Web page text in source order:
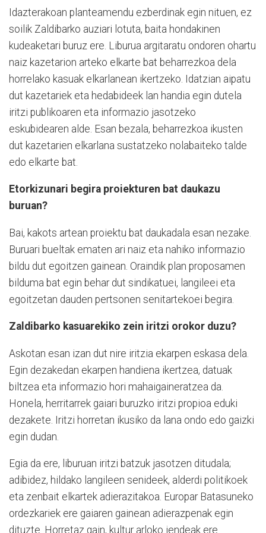
Idazterakoan planteamendu ezberdinak egin nituen, ez
soilik Zaldibarko auziari lotuta, baita hondakinen
kudeaketari buruz ere. Liburua argitaratu ondoren ohartu
naiz kazetarion arteko elkarte bat beharrezkoa dela
horrelako kasuak elkarlanean ikertzeko. Idatzian aipatu
dut kazetariek eta hedabideek lan handia egin dutela
iritzi publikoaren eta informazio jasotzeko
eskubidearen alde. Esan bezala, beharrezkoa ikusten
dut kazetarien elkarlana sustatzeko nolabaiteko talde
edo elkarte bat.
Etorkizunari begira proiekturen bat daukazu
buruan?
Bai, kakots artean proiektu bat daukadala esan nezake.
Buruari bueltak ematen ari naiz eta nahiko informazio
bildu dut egoitzen gainean. Oraindik plan proposamen
bilduma bat egin behar dut sindikatuei, langileei eta
egoitzetan dauden pertsonen senitartekoei begira.
Zaldibarko kasuarekiko zein iritzi orokor duzu?
Askotan esan izan dut nire iritzia ekarpen eskasa dela.
Egin dezakedan ekarpen handiena ikertzea, datuak
biltzea eta informazio hori mahaigaineratzea da.
Honela, herritarrek gaiari buruzko iritzi propioa eduki
dezakete. Iritzi horretan ikusiko da lana ondo edo gaizki
egin dudan.
Egia da ere, liburuan iritzi batzuk jasotzen ditudala;
adibidez, hildako langileen senideek, alderdi politikoek
eta zenbait elkartek adierazitakoa. Europar Batasuneko
ordezkariek ere gaiaren gainean adierazpenak egin
dituzte. Horretaz gain, kultur arloko jendeak ere